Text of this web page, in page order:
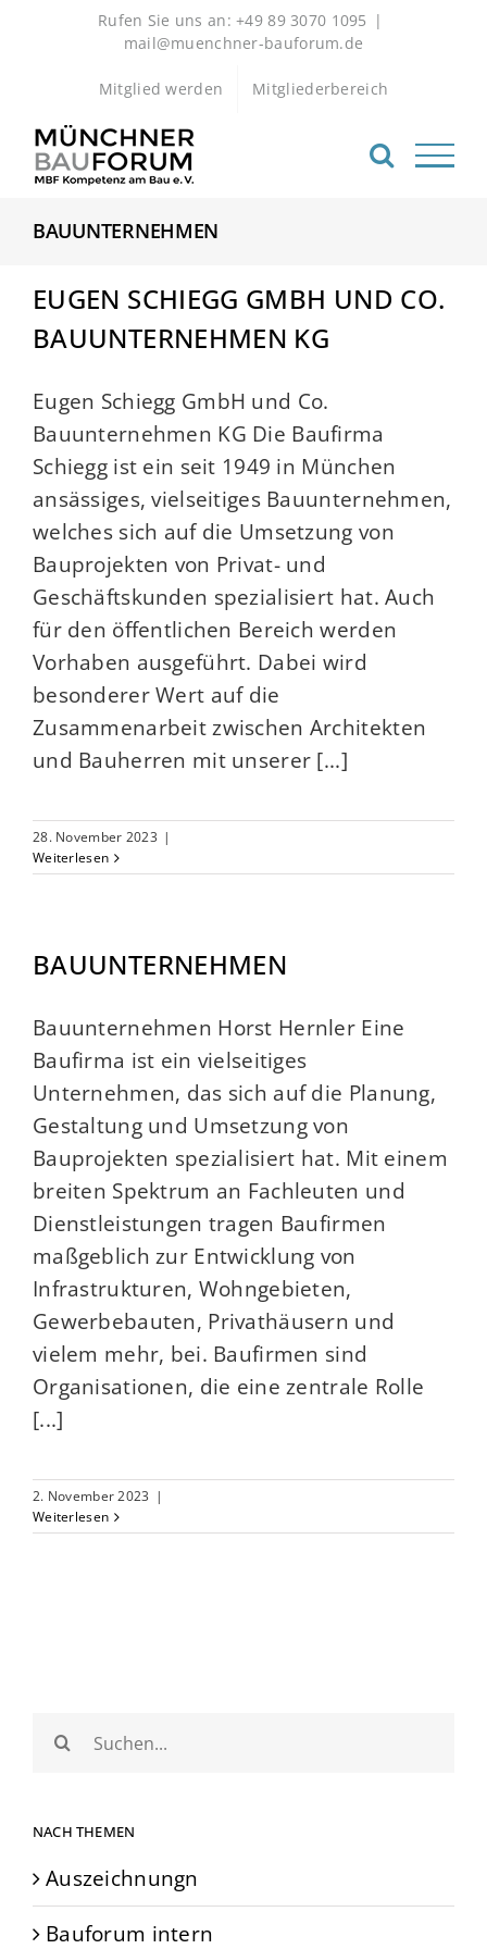
Rufen Sie uns an: +49 89 3070 1095 |
mail@muenchner-bauforum.de
Mitglied werden Mitgliederbereich
BAUUNTERNEHMEN
EUGEN SCHIEGG GMBH UND CO.
BAUUNTERNEHMEN KG
Eugen Schiegg GmbH und Co.
Bauunternehmen KG Die Baufirma
Schiegg ist ein seit 1949 in München
ansässiges, vielseitiges Bauunternehmen,
welches sich auf die Umsetzung von
Bauprojekten von Privat- und
Geschäftskunden spezialisiert hat. Auch
für den öffentlichen Bereich werden
Vorhaben ausgeführt. Dabei wird
besonderer Wert auf die
Zusammenarbeit zwischen Architekten
und Bauherren mit unserer [...]
28. November 2023 |
Weiterlesen
BAUUNTERNEHMEN
Bauunternehmen Horst Hernler Eine
Baufirma ist ein vielseitiges
Unternehmen, das sich auf die Planung,
Gestaltung und Umsetzung von
Bauprojekten spezialisiert hat. Mit einem
breiten Spektrum an Fachleuten und
Dienstleistungen tragen Baufirmen
maßgeblich zur Entwicklung von
Infrastrukturen, Wohngebieten,
Gewerbebauten, Privathäusern und
vielem mehr, bei. Baufirmen sind
Organisationen, die eine zentrale Rolle
[...]
2. November 2023 |
Weiterlesen
Suche
nach:
NACH THEMEN
Auszeichnungn
Bauforum intern